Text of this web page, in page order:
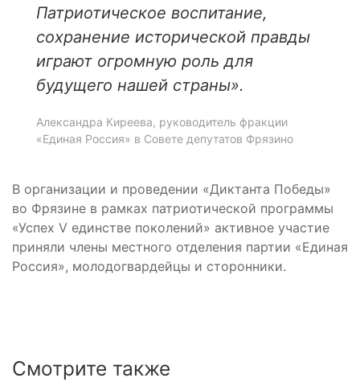
Патриотическое воспитание,
сохранение исторической правды
играют огромную роль для
будущего нашей страны».
Александра Киреева, руководитель фракции
«Единая Россия» в Совете депутатов Фрязино
В организации и проведении «Диктанта Победы»
во Фрязине в рамках патриотической программы
«Успех V единстве поколений» активное участие
приняли члены местного отделения партии «Единая
Россия», молодогвардейцы и сторонники.
Смотрите также